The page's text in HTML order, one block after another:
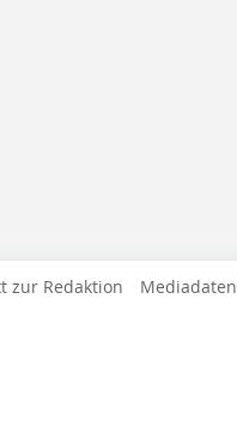
zur Redaktion Mediadaten